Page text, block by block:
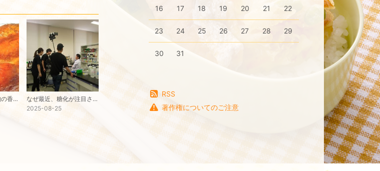
食品の糖化は食べ物の香りや色とも関係する
なぜ最近、糖化が注目されているのか？
2025-08-25
16 17 18 19 20 21 22
23 24 25 26 27 28 29
30 31
RSS
著作権についてのご注意